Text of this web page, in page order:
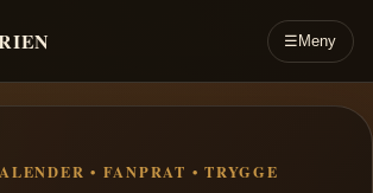
☰ Meny
• FANPRAT • TRYGGE